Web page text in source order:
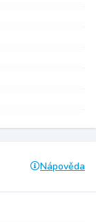
Nápověda